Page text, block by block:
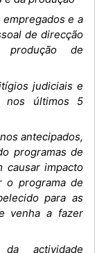
e a
de direcção
de
judiciais e
nos últimos 5
antecipados,
programas de
causar impacto
o programa de
para as
venha a fazer
actividade